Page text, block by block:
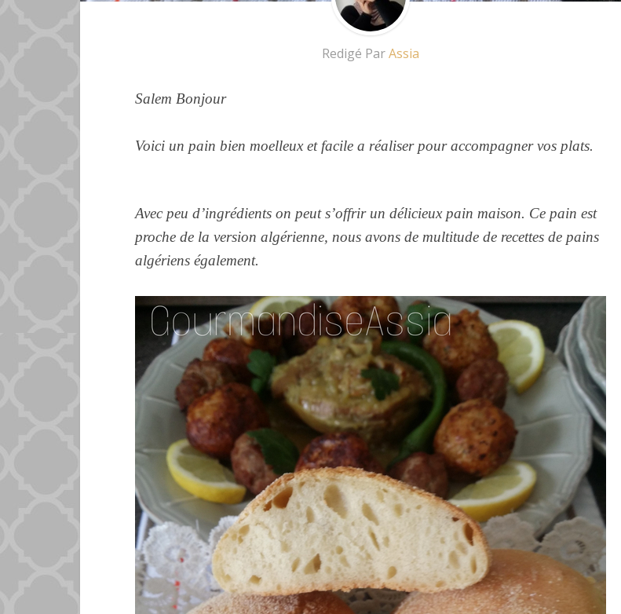
Redigé ParAssia
Salem Bonjour
Voici un pain bien moelleux et facile a réaliser pour accompagner vos plats.
Avec peu d’ingrédients on peut s’offrir un délicieux pain maison. Ce pain est
proche de la version algérienne, nous avons de multitude de recettes de pains
algériens également.